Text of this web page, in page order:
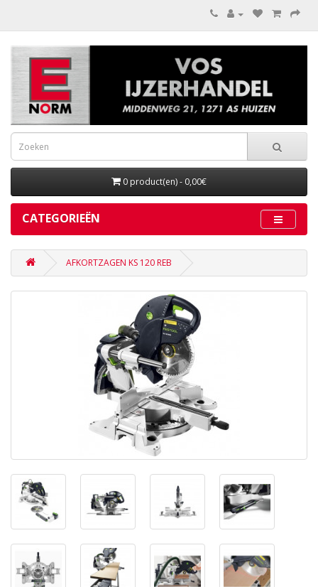
0 product(en) - 0,00€
CATEGORIEËN
AFKORTZAGEN KS 120 REB